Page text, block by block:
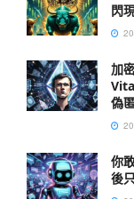
閃
加
偽
你
後